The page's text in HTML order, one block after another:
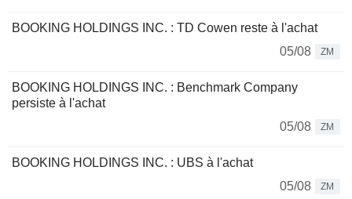
BOOKING HOLDINGS INC. : TD Cowen reste à l'achat
05/08
ZM
BOOKING HOLDINGS INC. : Benchmark Company
persiste à l'achat
05/08
ZM
BOOKING HOLDINGS INC. : UBS à l'achat
05/08
ZM